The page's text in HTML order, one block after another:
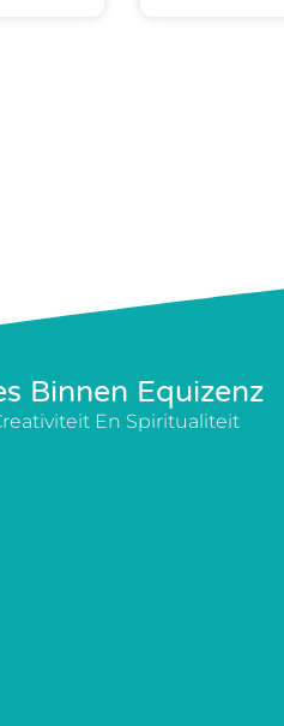
Binnen Equizenz
En Spiritualiteit